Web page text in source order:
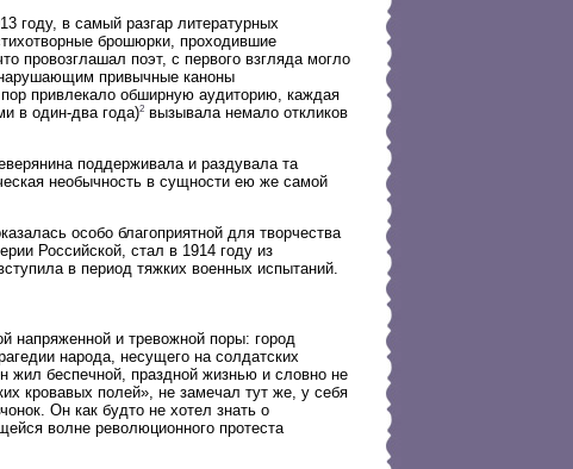
году, в самый разгар литературных
брошюрки, проходившие
провозглашал поэт, с первого взгляда могло
привычные каноны
пор привлекало обширную аудиторию, каждая
в один-два года)2 вызывала немало откликов
поддерживала и раздувала та
необычность в сущности ею же самой
особо благоприятной для творчества
Российской, стал в 1914 году из
в период тяжких военных испытаний.
напряженной и тревожной поры: город
народа, несущего на солдатских
жил беспечной, праздной жизнью и словно не
кровавых полей», не замечал тут же, у себя
Он как будто не хотел знать о
волне революционного протеста